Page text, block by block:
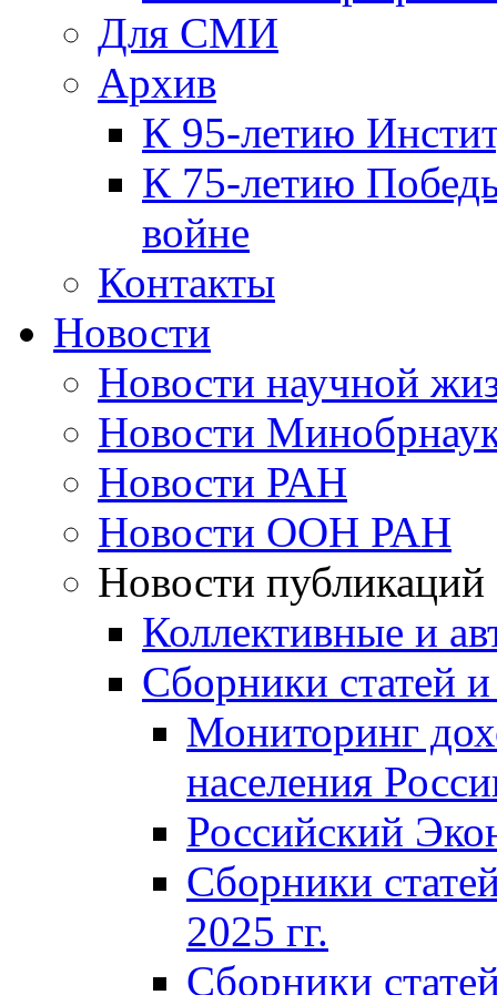
Для СМИ
Архив
К 95-летию
К 75-летию
войне
Контакты
Новости
Новости научной
Новости
Новости РАН
Новости ООН РАН
Новости публикаций
Коллективные и
Сборники статей
Мониторинг
населения
Российский
Сборники
2025 гг.
Сборники